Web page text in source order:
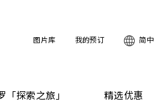
图片库 我的预订 简中
「探索之旅」 精选优惠